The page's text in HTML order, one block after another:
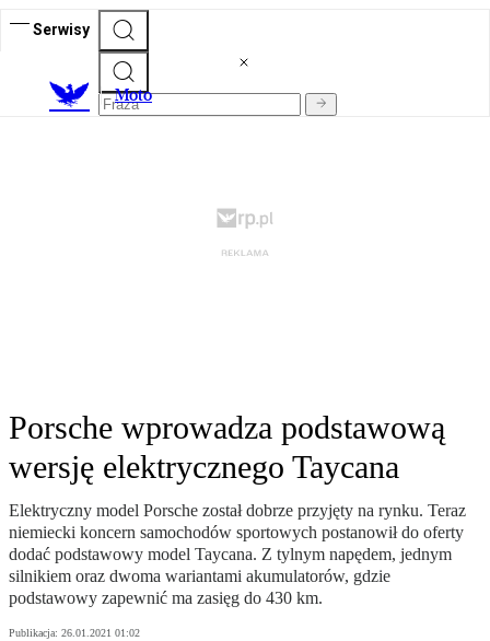
Serwisy
Moto
Porsche wprowadza podstawową
wersję elektrycznego Taycana
Elektryczny model Porsche został dobrze przyjęty na rynku. Teraz
niemiecki koncern samochodów sportowych postanowił do oferty
dodać podstawowy model Taycana. Z tylnym napędem, jednym
silnikiem oraz dwoma wariantami akumulatorów, gdzie
podstawowy zapewnić ma zasięg do 430 km.
Publikacja: 26.01.2021 01:02